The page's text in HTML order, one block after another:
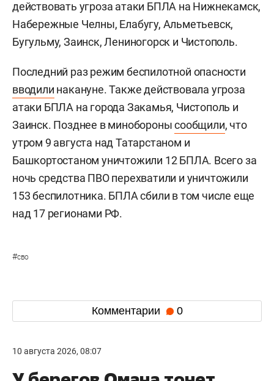
действовать угроза атаки БПЛА на Нижнекамск,
Набережные Челны, Елабугу, Альметьевск,
Бугульму, Заинск, Лениногорск и Чистополь.
Последний раз режим беспилотной опасности
вводили накануне. Также действовала угроза
атаки БПЛА на города Закамья, Чистополь и
Заинск. Позднее в миноборонысообщили, что
утром 9 августа над Татарстаном и
Башкортостаном уничтожили 12 БПЛА. Всего за
ночь средства ПВО перехватили и уничтожили
153 беспилотника. БПЛА сбили в том числе еще
над 17 регионами РФ.
#сво
Комментарии 0
10 августа 2026, 08:07